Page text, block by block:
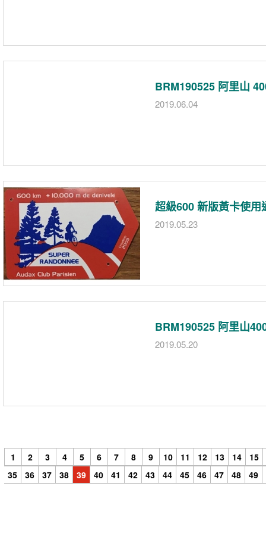
BRM190525 阿里山
2019.06.04
超級600 新版黃卡使用
2019.05.23
BRM190525 阿里山
2019.05.20
1 2 3 4 5 6 7 8 9 10 11 12 13 14
15
35
36 37 38 39 40 41 42 43 44 45 46 47 48 49